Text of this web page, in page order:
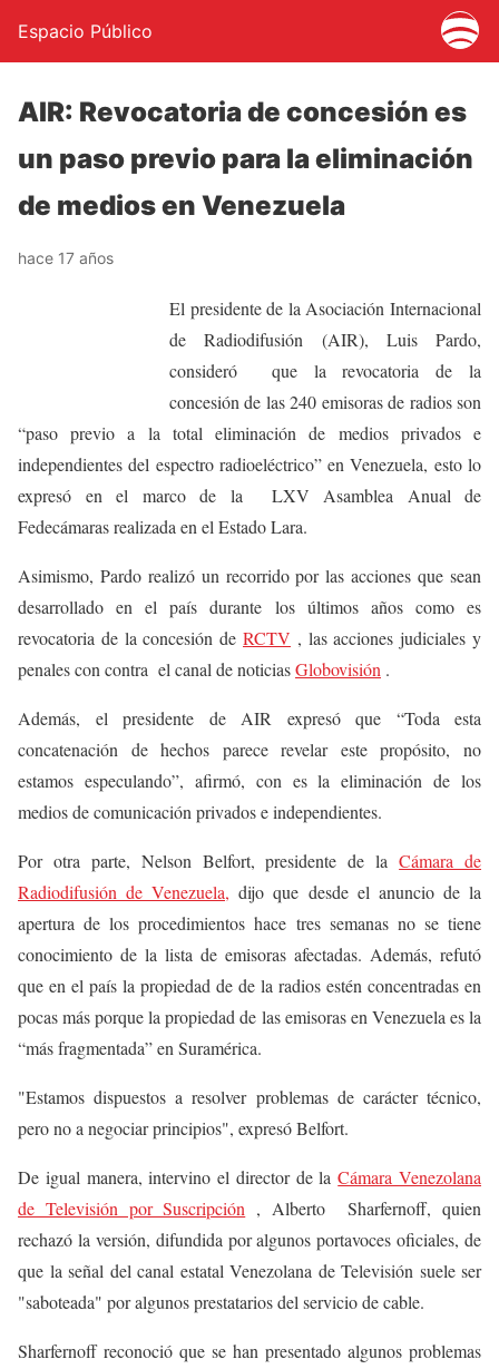
Espacio Público
AIR: Revocatoria de concesión es
un paso previo para la eliminación
de medios en Venezuela
hace 17 años
El presidente de la Asociación Internacional
de Radiodifusión (AIR), Luis Pardo,
consideró que la revocatoria de la
concesión de las 240 emisoras de radios son
“paso previo a la total eliminación de medios privados e
independientes del espectro radioeléctrico” en Venezuela, esto lo
expresó en el marco de la LXV Asamblea Anual de
Fedecámaras realizada en el Estado Lara.
Asimismo, Pardo realizó un recorrido por las acciones que sean
desarrollado en el país durante los últimos años como es
revocatoria de la concesión de RCTV , las acciones judiciales y
penales con contra el canal de noticiasGlobovisión .
Además, el presidente de AIR expresó que “Toda esta
concatenación de hechos parece revelar este propósito, no
estamos especulando”, afirmó, con es la eliminación de los
medios de comunicación privados e independientes.
Por otra parte, Nelson Belfort, presidente de laCámara de
Radiodifusión de Venezuela, dijo que desde el anuncio de la
apertura de los procedimientos hace tres semanas no se tiene
conocimiento de la lista de emisoras afectadas. Además, refutó
que en el país la propiedad de de la radios estén concentradas en
pocas más porque la propiedad de las emisoras en Venezuela es la
“más fragmentada” en Suramérica.
"Estamos dispuestos a resolver problemas de carácter técnico,
pero no a negociar principios", expresó Belfort.
De igual manera, intervino el director de laCámara Venezolana
de Televisión por Suscripción , Alberto Sharfernoff, quien
rechazó la versión, difundida por algunos portavoces oficiales, de
que la señal del canal estatal Venezolana de Televisión suele ser
"saboteada" por algunos prestatarios del servicio de cable.
Sharfernoff reconoció que se han presentado algunos problemas